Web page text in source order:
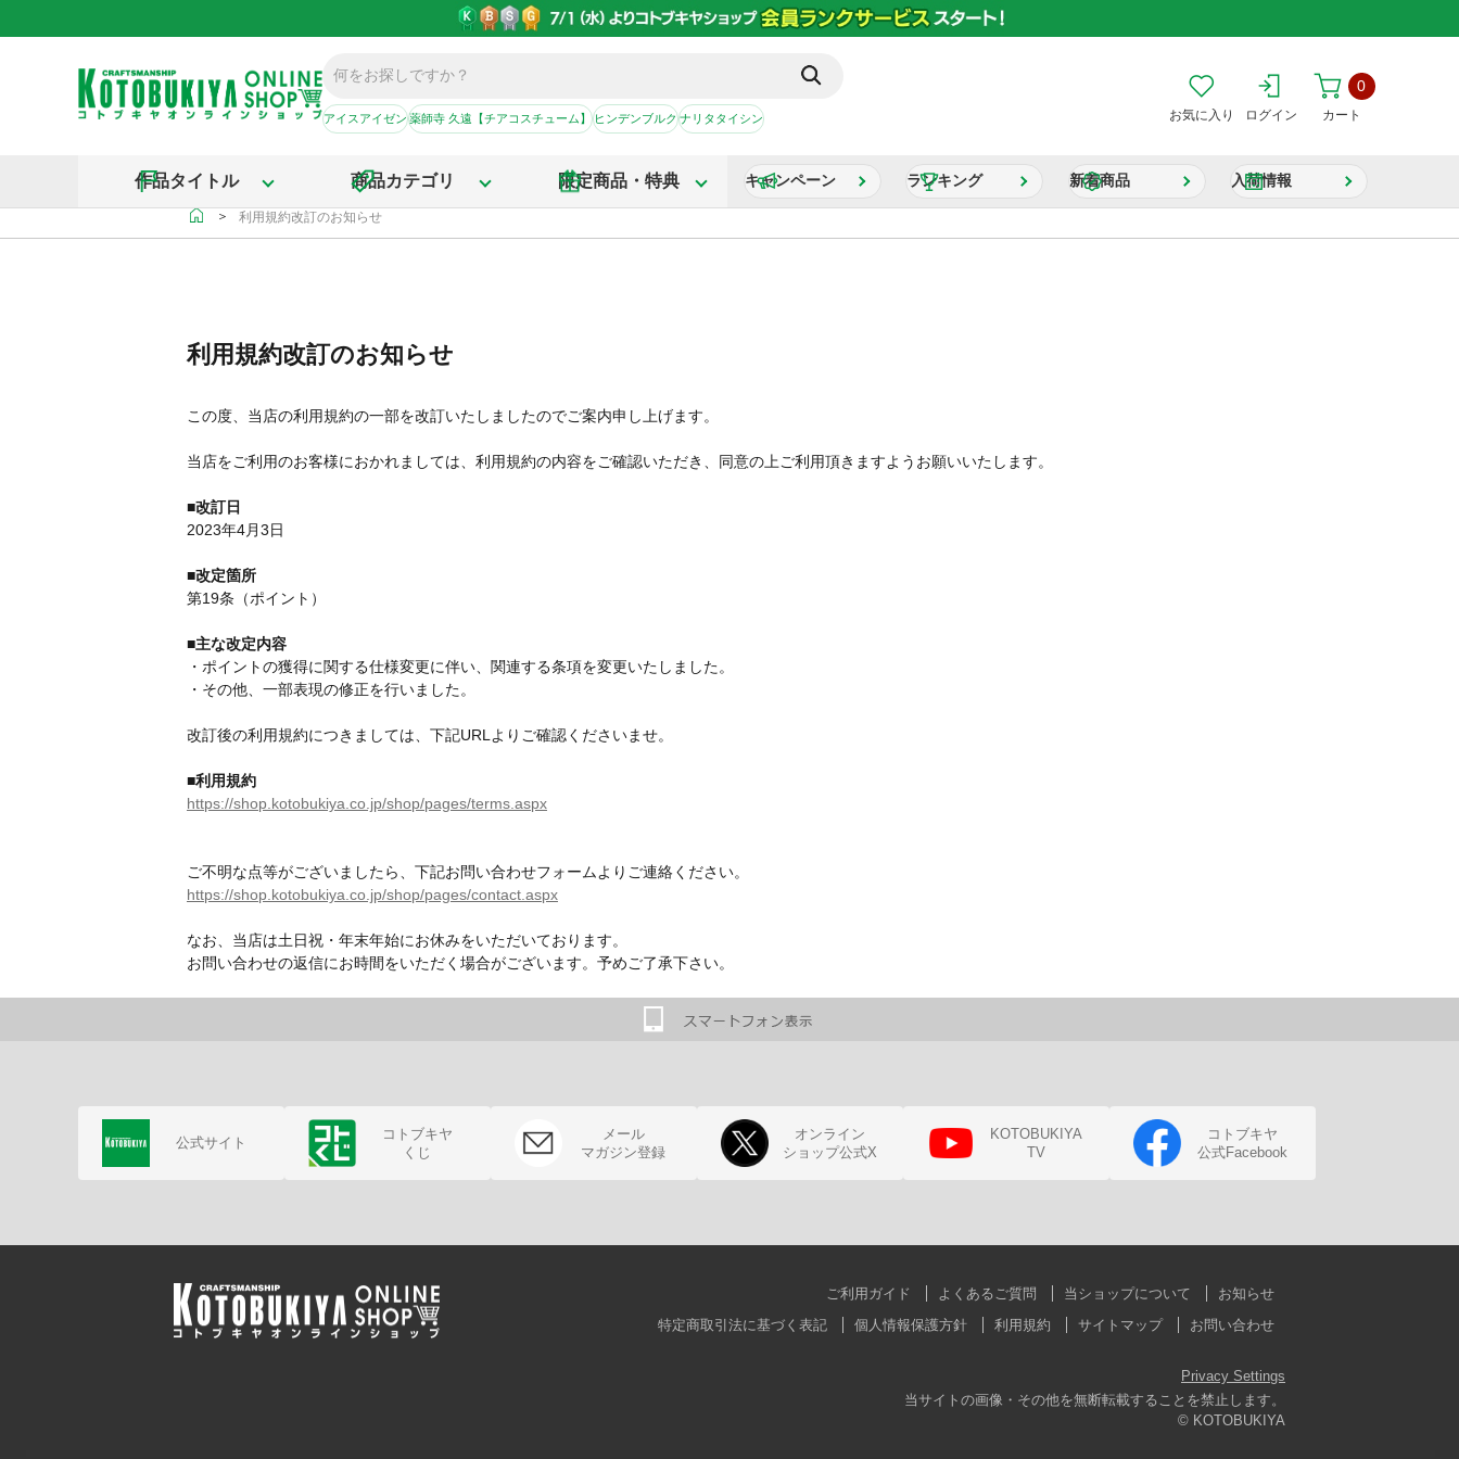
アイスアイゼン薬師寺 久遠【チアコスチューム】ヒンデンブルクナリタタイシン お気に入り ログイン カート
0
作品タイトル 商品カテゴリ 限定商品・特典 キャンペーン ランキング 新着商品 入荷情報
＞ 利用規約改訂のお知らせ
利用規約改訂のお知らせ
この度、当店の利用規約の一部を改訂いたしましたのでご案内申し上げます。
当店をご利用のお客様におかれましては、利用規約の内容をご確認いただき、同意の上ご利用頂きますようお願いいたします。
■改訂日
2023年4月3日
■改定箇所
第19条（ポイント）
■主な改定内容
・ポイントの獲得に関する仕様変更に伴い、関連する条項を変更いたしました。
・その他、一部表現の修正を行いました。
改訂後の利用規約につきましては、下記URLよりご確認くださいませ。
■利用規約
https://shop.kotobukiya.co.jp/shop/pages/terms.aspx
ご不明な点等がございましたら、下記お問い合わせフォームよりご連絡ください。
https://shop.kotobukiya.co.jp/shop/pages/contact.aspx
なお、当店は土日祝・年末年始にお休みをいただいております。
お問い合わせの返信にお時間をいただく場合がございます。予めご了承下さい。
公式サイト
コトブキヤ
くじ
メール
マガジン登録
オンライン
ショップ公式X
KOTOBUKIYA
TV
コトブキヤ
公式Facebook
ご利用ガイド よくあるご質問 当ショップについて
お知らせ
特定商取引法に基づく表記
個人情報保護方針 利用規約 サイトマップ お問い合わせ
Privacy Settings
当サイトの画像・その他を無断転載することを禁止します。
© KOTOBUKIYA